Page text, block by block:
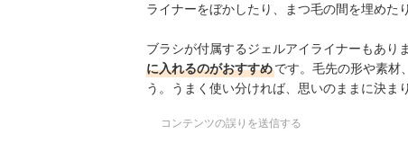
ライナーをぼかしたり、まつ毛の間を埋めた
ブラシが付属するジェルアイライナーもあり
に入れるのがおすすめです。毛先の形や素材
う。うまく使い分ければ、思いのままに決ま
コンテンツの誤りを送信する